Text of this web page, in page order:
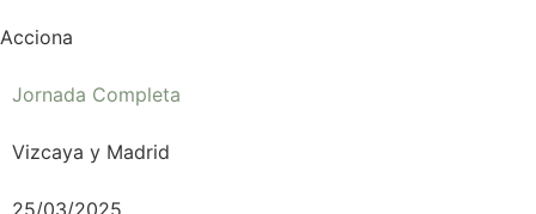
Acciona
Jornada Completa
Vizcaya y Madrid
25/03/2025